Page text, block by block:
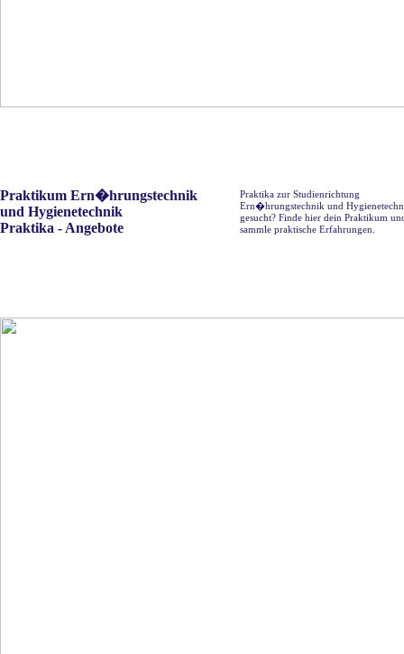
Praktikum Ern�hrungstechnik
und Hygienetechnik
Praktika - Angebote
Praktika zur Studienrichtung
Ern�hrungstechnik und
gesucht? Finde hier dein Praktikum
sammle praktische Erfahrungen.